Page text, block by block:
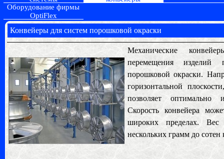
Оборудование фирмы
OptiFlex
Конвейеры для систем порошковой окраски
Механические
перемещения изделий
порошковой окраски.
горизонтальной
позволяет оптимально
Скорость конвейера
широких пределах.
нескольких грамм до сотен